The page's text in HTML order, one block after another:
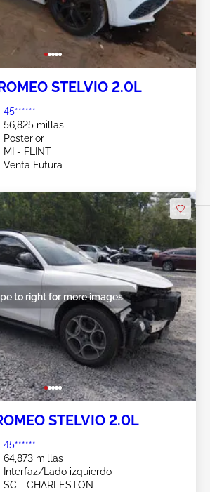
STELVIO 2.0L
45******
56,825 millas
Posterior
MI - FLINT
Venta Futura
to right for more images
STELVIO 2.0L
45******
64,873 millas
Interfaz/Lado izquierdo
SC - CHARLESTON